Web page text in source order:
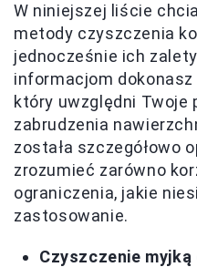
W niniejszej liście
metody czyszczenia
jednocześnie ich
informacjom
który uwzględni Twoje
zabrudzenia
została szczegółowo
zrozumieć zarówno
ograniczenia, jakie
zastosowanie.
Czyszczenie myjką